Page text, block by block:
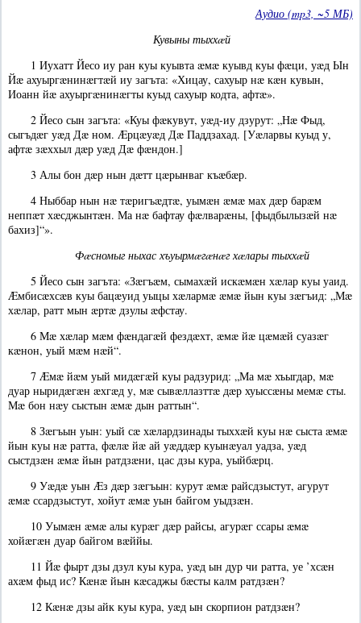
Аудио (mp3, ~5 МБ)
Кувыны тыххæй
1 Иухатт Йесо иу ран куы куывта æмæ куывд куы фæци, уæд Ын
Йæ ахуыргæнинæгтæй иу загъта: «Хицау, сахуыр нæ кæн кувын,
Иоанн йæ ахуыргæнинæгты куыд сахуыр кодта, афтæ».
2 Йесо сын загъта: «Куы фæкувут, уæд-иу дзурут: „Нæ Фыд,
сыгъдæг уæд Дæ ном. Æрцæуæд Дæ Паддзахад. [Уæларвы куыд у,
афтæ зæххыл дæр уæд Дæ фæндон.]
3 Алы бон дæр нын дæтт цæрынваг къæбæр.
4 Ныббар нын нæ тæригъæдтæ, уымæн æмæ мах дæр барæм
неппæт хæсджынтæн. Ма нæ бафтау фæлварæны, [фыдбылызæй нæ
бахиз]“».
Фæсномыг ныхас хъуырмæгæнæг хæлары тыххæй
5 Йесо сын загъта: «Зæгъæм, сымахæй искæмæн хæлар куы уаид.
Æмбисæхсæв куы бацæуид уыцы хæлармæ æмæ йын куы зæгъид: „Мæ
хæлар, ратт мын æртæ дзулы æфстау.
6 Мæ хæлар мæм фæндагæй фездæхт, æмæ йæ цæмæй суазæг
кæнон, уый мæм нæй“.
7 Æмæ йæм уый мидæгæй куы радзурид: „Ма мæ хъыгдар, мæ
дуар ныридæгæн æхгæд у, мæ сывæллазттæ дæр хуыссæны мемæ сты.
Мæ бон нæу сыстын æмæ дын раттын“.
8 Зæгъын уын: уый сæ хæлардзинады тыххæй куы нæ сыста æмæ
йын куы нæ ратта, фæлæ йæ ай уæддæр куынæуал уадза, уæд
сыстдзæн æмæ йын ратдзæни, цас дзы кура, уыйбæрц.
9 Уæдæ уын Æз дæр зæгъын: курут æмæ райсдзыстут, агурут
æмæ ссардзыстут, хойут æмæ уын байгом уыдзæн.
10 Уымæн æмæ алы курæг дæр райсы, агурæг ссары æмæ
хойæгæн дуар байгом вæййы.
11 Йæ фырт дзы дзул куы кура, уæд ын дур чи ратта, уе ’хсæн
ахæм фыд ис? Кæнæ йын кæсаджы бæсты калм ратдзæн?
12 Кæнæ дзы айк куы кура, уæд ын скорпион ратдзæн?